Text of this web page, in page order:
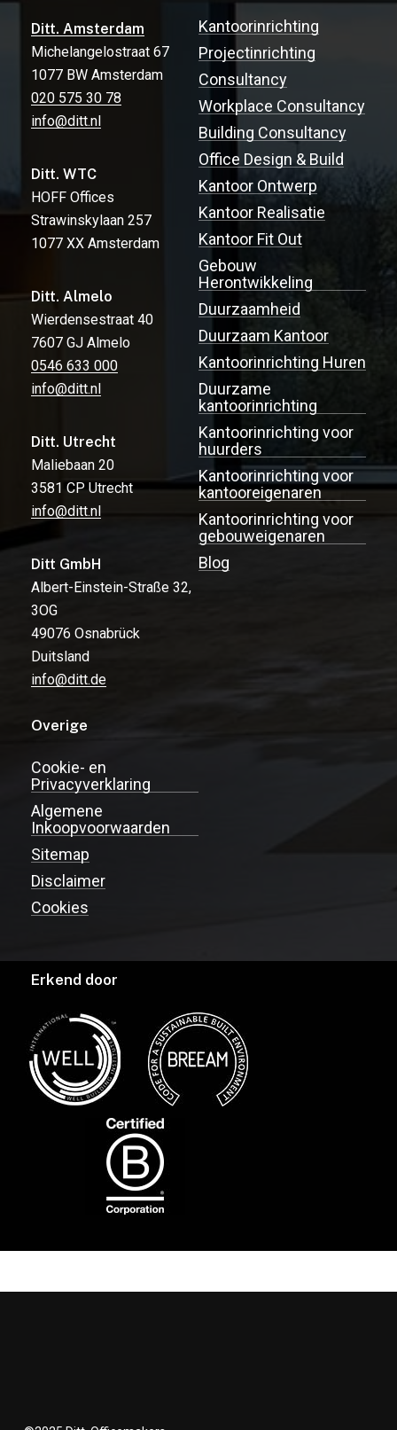
Ditt. Amsterdam
Michelangelostraat 67
1077 BW Amsterdam
020 575 30 78
info@ditt.nl
Ditt. WTC
HOFF Offices
Strawinskylaan 257
1077 XX Amsterdam
Ditt. Almelo
Wierdensestraat 40
7607 GJ Almelo
0546 633 000
info@ditt.nl
Ditt. Utrecht
Maliebaan 20
3581 CP Utrecht
info@ditt.nl
Ditt GmbH
Albert-Einstein-Straße 32,
3OG
49076 Osnabrück
Duitsland
info@ditt.de
Kantoorinrichting
Projectinrichting
Consultancy
Workplace Consultancy
Building Consultancy
Office Design & Build
Kantoor Ontwerp
Kantoor Realisatie
Kantoor Fit Out
Gebouw
Herontwikkeling
Duurzaamheid
Duurzaam Kantoor
Kantoorinrichting Huren
Duurzame
kantoorinrichting
Kantoorinrichting voor
huurders
Kantoorinrichting voor
kantooreigenaren
Kantoorinrichting voor
gebouweigenaren
Blog
Overige
Cookie- en
Privacyverklaring
Algemene
Inkoopvoorwaarden
Sitemap
Disclaimer
Cookies
Erkend door